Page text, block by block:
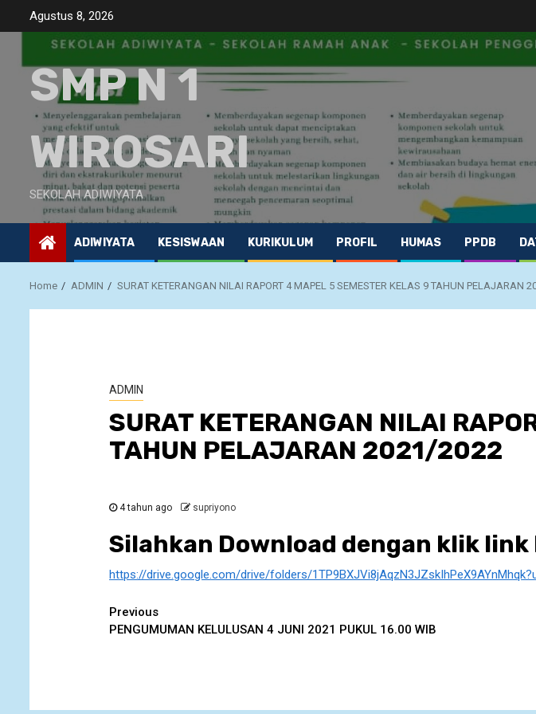
Agustus 8, 2026
SMP N 1
WIROSARI
SEKOLAH ADIWIYATA
ADIWIYATA KESISWAAN KURIKULUM PROFIL HUMAS PPDB
Home ADMIN SURAT KETERANGAN NILAI RAPORT 4 MAPEL 5 SEMESTER KELAS 9 TAHUN PELAJARAN
ADMIN
SURAT KETERANGAN NILAI
TAHUN PELAJARAN 2021/2022
4 tahun ago supriyono
Silahkan Download dengan klik
https://drive.google.com/drive/folders/
Continue
Reading
Previous
PENGUMUMAN KELULUSAN 4 JUNI 2021 PUKUL 16.00 WIB